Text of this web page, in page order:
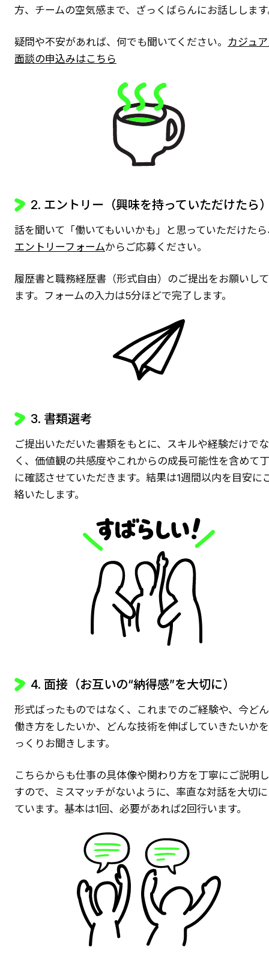
方、チームの空気感まで、ざっくばらんにお話ししま
疑問や不安があれば、何でも聞いてください。 カジュ
面談の申込みはこちら
2. エントリー（興味を持っていただけたら
話を聞いて「働いてもいいかも」と思っていただけた
エントリーフォームからご応募ください。
履歴書と職務経歴書（形式自由）のご提出をお願いし
ます。フォームの入力は5分ほどで完了します。
3. 書類選考
ご提出いただいた書類をもとに、スキルや経験だけでな
く、価値観の共感度やこれからの成長可能性を含めて
に確認させていただきます。結果は1週間以内を目安に
絡いたします。
4. 面接（お互いの“納得感”を大切に）
形式ばったものではなく、これまでのご経験や、今ど
働き方をしたいか、どんな技術を伸ばしていきたいか
っくりお聞きします。
こちらからも仕事の具体像や関わり方を丁寧にご説明
すので、ミスマッチがないように、率直な対話を大切
ています。基本は1回、必要があれば2回行います。